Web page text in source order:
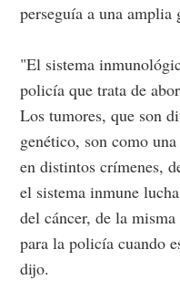
perseguía a una amplia
"El sistema
policía que trata de
Los tumores, que son
genético, son como
en distintos crímenes,
el sistema inmune
del cáncer, de la
para la policía cuando
dijo.